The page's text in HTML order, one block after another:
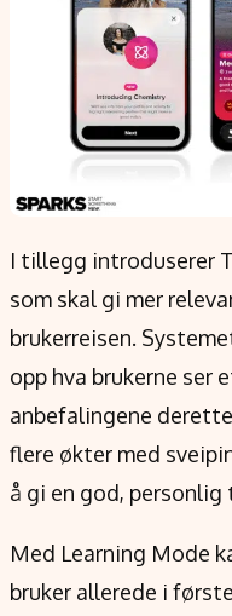
I tillegg introduserer
som skal gi mer
brukerreisen.
opp hva brukerne ser
anbefalingene
flere økter med
å gi en god,
Med Learning Mode
bruker allerede i